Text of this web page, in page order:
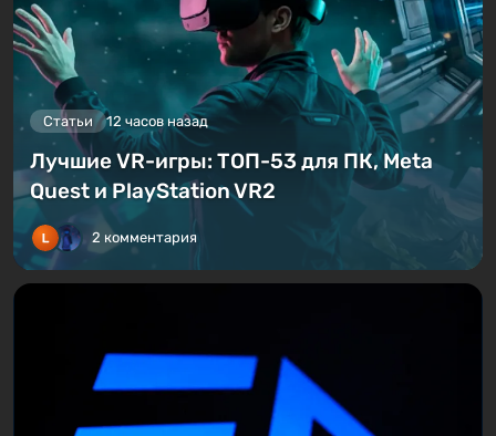
Статьи 12 часов назад
Лучшие VR-игры: ТОП-53 для ПК, Meta
Quest и PlayStation VR2
2 комментария